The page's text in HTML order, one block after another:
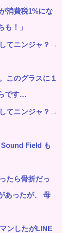
消費税1%にな
！」
てニンジャ？→
このグラスに１
です…
てニンジャ？→
Field も
たら骨折だっ
あったが、 母
ンしたがLINE